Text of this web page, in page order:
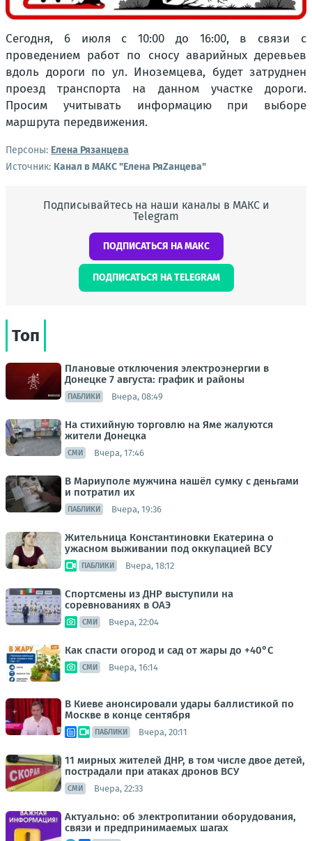
Сегодня, 6 июля с 10:00 до 16:00, в связи с
проведением работ по сносу аварийных деревьев
вдоль дороги по ул. Иноземцева, будет затруднен
проезд транспорта на данном участке дороги.
Просим учитывать информацию при выборе
маршрута передвижения.
Персоны: Елена Рязанцева
Источник: Канал в МАКС "Елена РяZанцева"
Подписывайтесь на наши каналы в МАКС и
Telegram
ПОДПИСАТЬСЯ НА МАКС
ПОДПИСАТЬСЯ НА TELEGRAM
Топ
Плановые отключения электроэнергии в
Донецке 7 августа: график и районы
ПАБЛИКИ Вчера, 08:49
На стихийную торговлю на Яме жалуются
жители Донецка
СМИ Вчера, 17:46
В Мариуполе мужчина нашёл сумку с деньгами
и потратил их
ПАБЛИКИ Вчера, 19:36
Жительница Константиновки Екатерина о
ужасном выживании под оккупацией ВСУ
ПАБЛИКИ Вчера, 18:12
Спортсмены из ДНР выступили на
соревнованиях в ОАЭ
СМИ Вчера, 22:04
Как спасти огород и сад от жары до +40°C
СМИ Вчера, 16:14
В Киеве анонсировали удары баллистикой по
Москве в конце сентября
ПАБЛИКИ Вчера, 20:11
11 мирных жителей ДНР, в том числе двое детей,
пострадали при атаках дронов ВСУ
СМИ Вчера, 22:33
Актуально: об электропитании оборудования,
связи и предпринимаемых шагах